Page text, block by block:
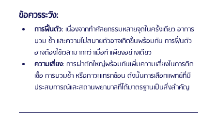
ข้อควรระวัง:
การฟื้นตัว: เนื่องจากทำศัลยกรรมหลายจุดในครั้งเดียว อาการ
บวม ช้ำ และความไม่สบายตัวอาจเกิดขึ้นพร้อมกัน การฟื้นตัว
อาจต้องใช้เวลามากกว่าเมื่อทำเพียงอย่างเดียว
ความเสี่ยง: การผ่าตัดใหญ่พร้อมกันเพิ่มความเสี่ยงในการติด
เชื้อ การบวมช้ำ หรือภาวะแทรกซ้อน ดังนั้นการเลือกแพทย์ที่มี
ประสบการณ์และสถานพยาบาลที่ได้มาตรฐานเป็นสิ่งสำคัญ